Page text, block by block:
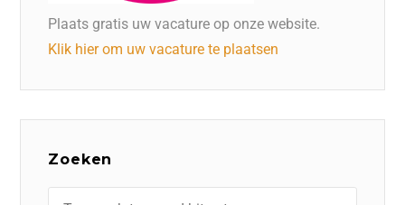
Plaats gratis uw vacature op onze website.
Klik hier om uw vacature te plaatsen
Zoeken